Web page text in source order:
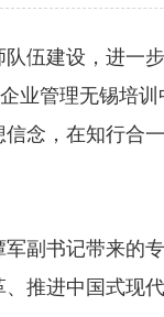
建设，进一
管理无锡培
念，在知行合一
书记带来的
推进中国式现